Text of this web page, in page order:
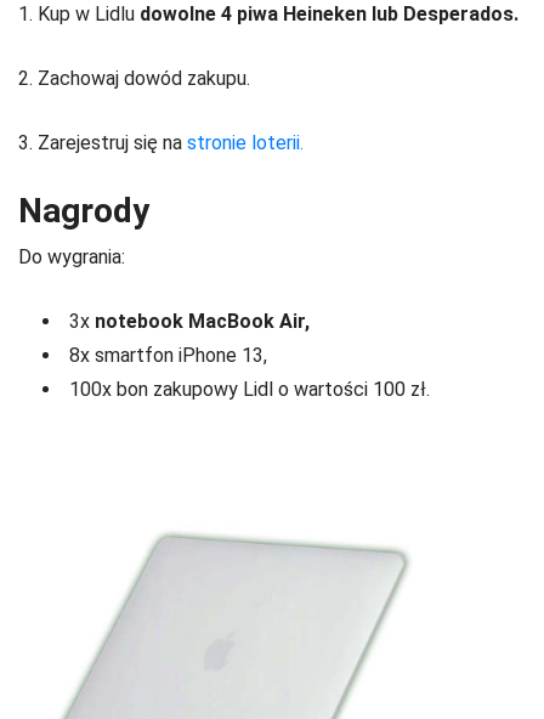
1. Kup w Lidlu dowolne 4 piwa Heineken lub Desperados.
2. Zachowaj dowód zakupu.
3. Zarejestruj się na stronie loterii.
Nagrody
Do wygrania:
3x notebook MacBook Air,
8x smartfon iPhone 13,
100x bon zakupowy Lidl o wartości 100 zł.